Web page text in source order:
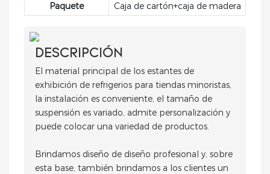
Paquete
Caja de cartón+caja de madera
DESCRIPCIÓN
El material principal de los estantes de
exhibición de refrigerios para tiendas minoristas,
la instalación es conveniente, el tamaño de
suspensión es variado, admite personalización y
puede colocar una variedad de productos.
Brindamos diseño de diseño profesional y, sobre
esta base, también brindamos a los clientes un